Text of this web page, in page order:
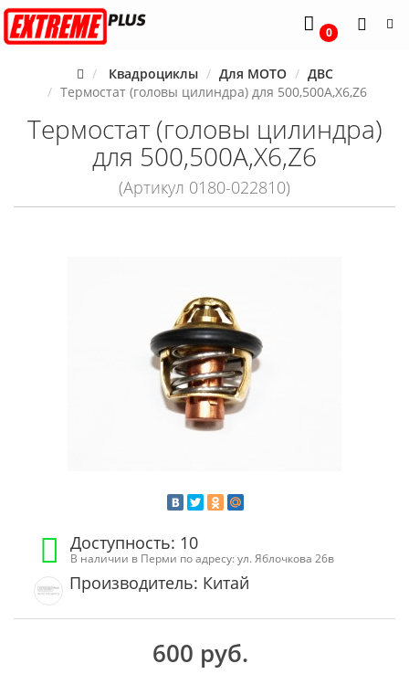
0
Квадроциклы Для MOTO
ДВС
Термостат (головы цилиндра) для 500,500A,X6,Z6
Термостат (головы цилиндра)
для 500,500A,X6,Z6
(Артикул 0180-022810)
Доступность: 10
В наличии в Перми по адресу: ул. Яблочкова 26в
Производитель: Китай
600 руб.